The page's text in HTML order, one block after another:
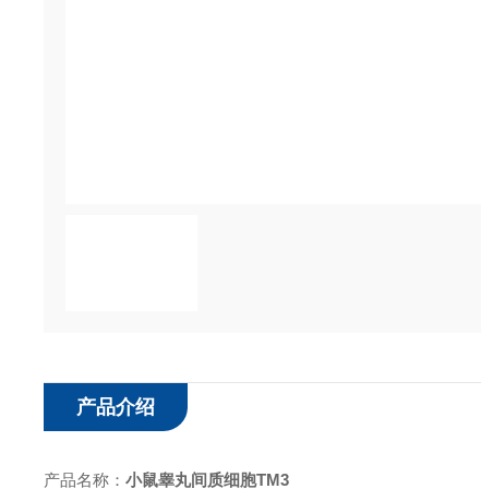
产品介绍
产品名称： 小鼠睾丸间质细胞TM3